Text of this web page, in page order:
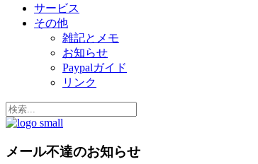
サービス
その他
雑記とメモ
お知らせ
Paypalガイド
リンク
メール不達のお知らせ